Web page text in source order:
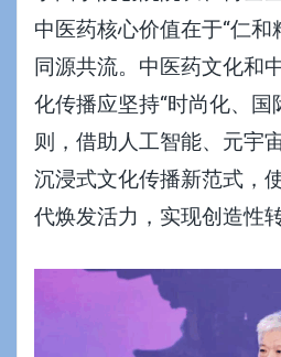
中医药核心价值在于“仁和
同源共流。中医药文化和
化传播应坚持“时尚化、国
则，借助人工智能、元宇
沉浸式文化传播新范式，
代焕发活力，实现创造性